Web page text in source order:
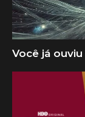
Você já